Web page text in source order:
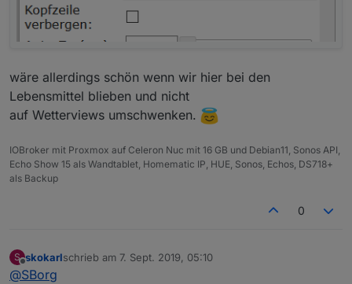
wäre allerdings schön wenn wir hier bei den
Lebensmittel blieben und nicht
auf Wetterviews umschwenken.
IOBroker mit Proxmox auf Celeron Nuc mit 16 GB und Debian11, Sonos API,
Echo Show 15 als Wandtablet, Homematic IP, HUE, Sonos, Echos, DS718+
als Backup
0
S
Offline
skokarlschrieb am 7. Sept. 2019, 05:10
zuletzt editiert von
@SBorg